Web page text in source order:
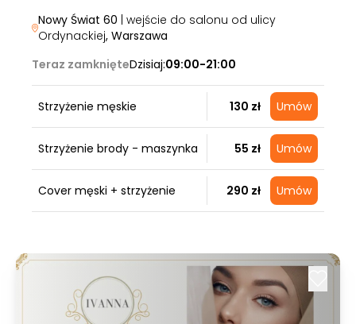
Nowy Świat 60 | wejście do salonu od ulicy
Ordynackiej, Warszawa
Teraz zamknięteDzisiaj:09:00-21:00
Strzyżenie męskie 130 zł Umów
Strzyżenie brody - maszynka 55 zł Umów
Cover męski + strzyżenie 290 zł Umów